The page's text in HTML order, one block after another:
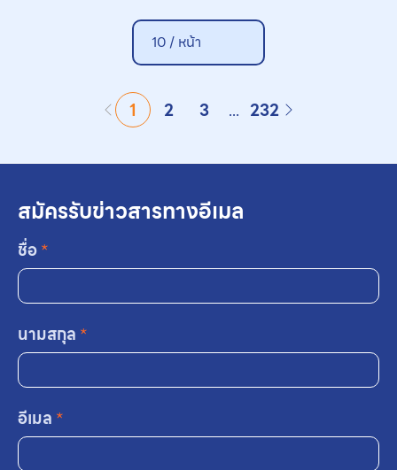
10 / หน้า
1 2 3 ... 232
สมัครรับข่าวสารทางอีเมล
ชื่อ*
นามสกุล *
อีเมล *